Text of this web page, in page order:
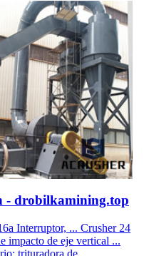
- drobilkamining.top
Interruptor, ... Crusher 24
impacto de eje vertical ...
trituradora de ...